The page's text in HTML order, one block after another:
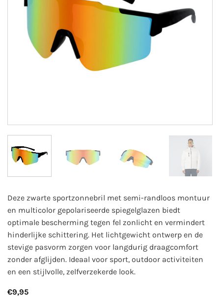
Deze zwarte sportzonnebril met semi-randloos montuur
en multicolor gepolariseerde spiegelglazen biedt
optimale bescherming tegen fel zonlicht en vermindert
hinderlijke schittering. Het lichtgewicht ontwerp en de
stevige pasvorm zorgen voor langdurig draagcomfort
zonder afglijden. Ideaal voor sport, outdoor activiteiten
en een stijlvolle, zelfverzekerde look.
€9,95